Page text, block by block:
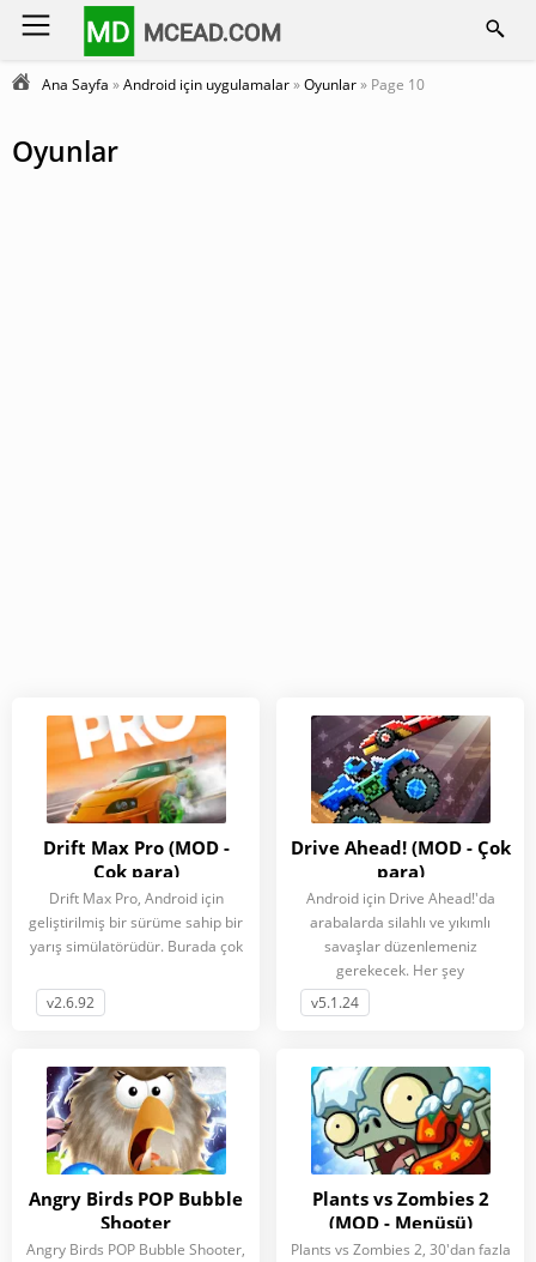
MD MCEAD.COM
Ana Sayfa »Android için uygulamalar»Oyunlar» Page 10
Oyunlar
Drift Max Pro (MOD -
Çok para)
Drift Max Pro, Android için
geliştirilmiş bir sürüme sahip bir
yarış simülatörüdür. Burada çok
v2.6.92
Drive Ahead! (MOD - Çok
para)
Android için Drive Ahead!'da
arabalarda silahlı ve yıkımlı
savaşlar düzenlemeniz
gerekecek. Her şey
v5.1.24
Angry Birds POP Bubble
Shooter
Angry Birds POP Bubble Shooter,
Plants vs Zombies 2
(MOD - Menüsü)
Plants vs Zombies 2, 30'dan fazla